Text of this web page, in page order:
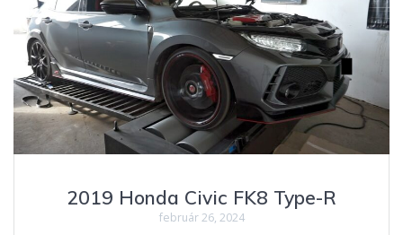
2019 Honda Civic FK8 Type-R
február 26, 2024